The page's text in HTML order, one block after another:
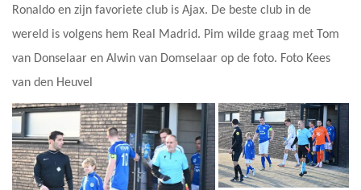
Ronaldo en zijn favoriete club is Ajax. De beste club in de
wereld is volgens hem Real Madrid. Pim wilde graag met Tom
van Donselaar en Alwin van Domselaar op de foto. Foto Kees
van den Heuvel